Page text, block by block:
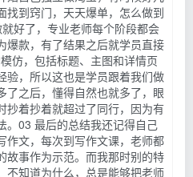
找到窍门，天天爆单，怎么做到
好了，专业老师每个阶段都会
爆款，有了结果之后就学员直接
仿，包括标题、主图和详情页
验，所以这也是学员跟着我们做
了之后，懂得自然也就多了，眼
抄着抄着就超过了同行，因为有
。03 最后的总结我还记得自己
作文，每次到写作文课，老师都
故事作为示范。而我那时别的特
不知道为什么，总是能够把老师